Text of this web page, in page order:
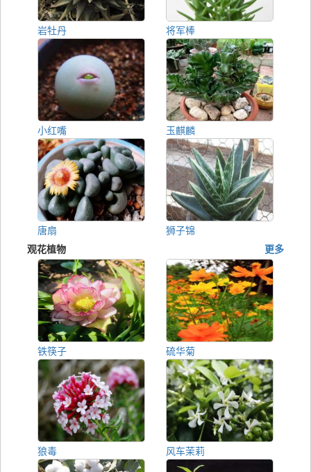
岩牡丹 将军棒
小红嘴 玉麒麟
唐扇
狮子锦
更多
观花植物
铁筷子 硫华菊
狼毒 风车茉莉